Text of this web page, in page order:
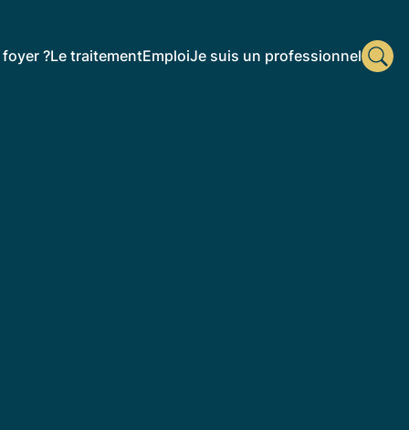
?Le traitementEmploiJe suis un professionnel